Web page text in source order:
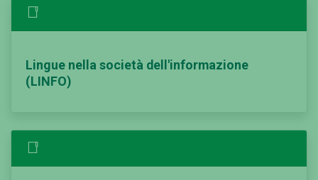
Lingue nella società dell'informazione
(LINFO)